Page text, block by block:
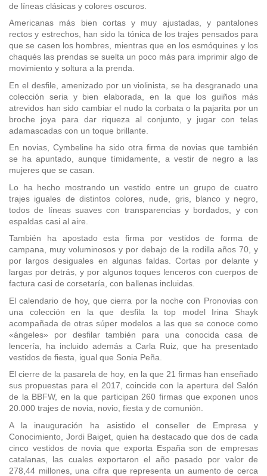
de líneas clásicas y colores oscuros.
Americanas más bien cortas y muy ajustadas, y pantalones
rectos y estrechos, han sido la tónica de los trajes pensados para
que se casen los hombres, mientras que en los esmóquines y los
chaqués las prendas se suelta un poco más para imprimir algo de
movimiento y soltura a la prenda.
En el desfile, amenizado por un violinista, se ha desgranado una
colección seria y bien elaborada, en la que los guiños más
atrevidos han sido cambiar el nudo la corbata o la pajarita por un
broche joya para dar riqueza al conjunto, y jugar con telas
adamascadas con un toque brillante.
En novias, Cymbeline ha sido otra firma de novias que también
se ha apuntado, aunque tímidamente, a vestir de negro a las
mujeres que se casan.
Lo ha hecho mostrando un vestido entre un grupo de cuatro
trajes iguales de distintos colores, nude, gris, blanco y negro,
todos de líneas suaves con transparencias y bordados, y con
espaldas casi al aire.
También ha apostado esta firma por vestidos de forma de
campana, muy voluminosos y por debajo de la rodilla años 70, y
por largos desiguales en algunas faldas. Cortas por delante y
largas por detrás, y por algunos toques lenceros con cuerpos de
factura casi de corsetaría, con ballenas incluidas.
El calendario de hoy, que cierra por la noche con Pronovias con
una colección en la que desfila la top model Irina Shayk
acompañada de otras súper modelos a las que se conoce como
«ángeles» por desfilar también para una conocida casa de
lencería, ha incluido además a Carla Ruiz, que ha presentado
vestidos de fiesta, igual que Sonia Peña.
El cierre de la pasarela de hoy, en la que 21 firmas han enseñado
sus propuestas para el 2017, coincide con la apertura del Salón
de la BBFW, en la que participan 260 firmas que exponen unos
20.000 trajes de novia, novio, fiesta y de comunión.
A la inauguración ha asistido el conseller de Empresa y
Conocimiento, Jordi Baiget, quien ha destacado que dos de cada
cinco vestidos de novia que exporta España son de empresas
catalanas, las cuales exportaron el año pasado por valor de
278,44 millones, una cifra que representa un aumento de cerca